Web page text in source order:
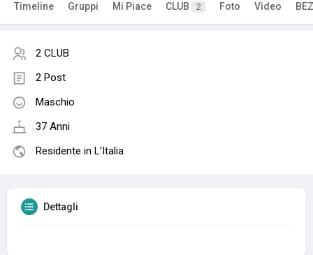
Timeline Gruppi Mi Piace CLUB 2 Foto Video BEZ
2 CLUB
2 Post
Maschio
37 Anni
Residente in L'Italia
Dettagli